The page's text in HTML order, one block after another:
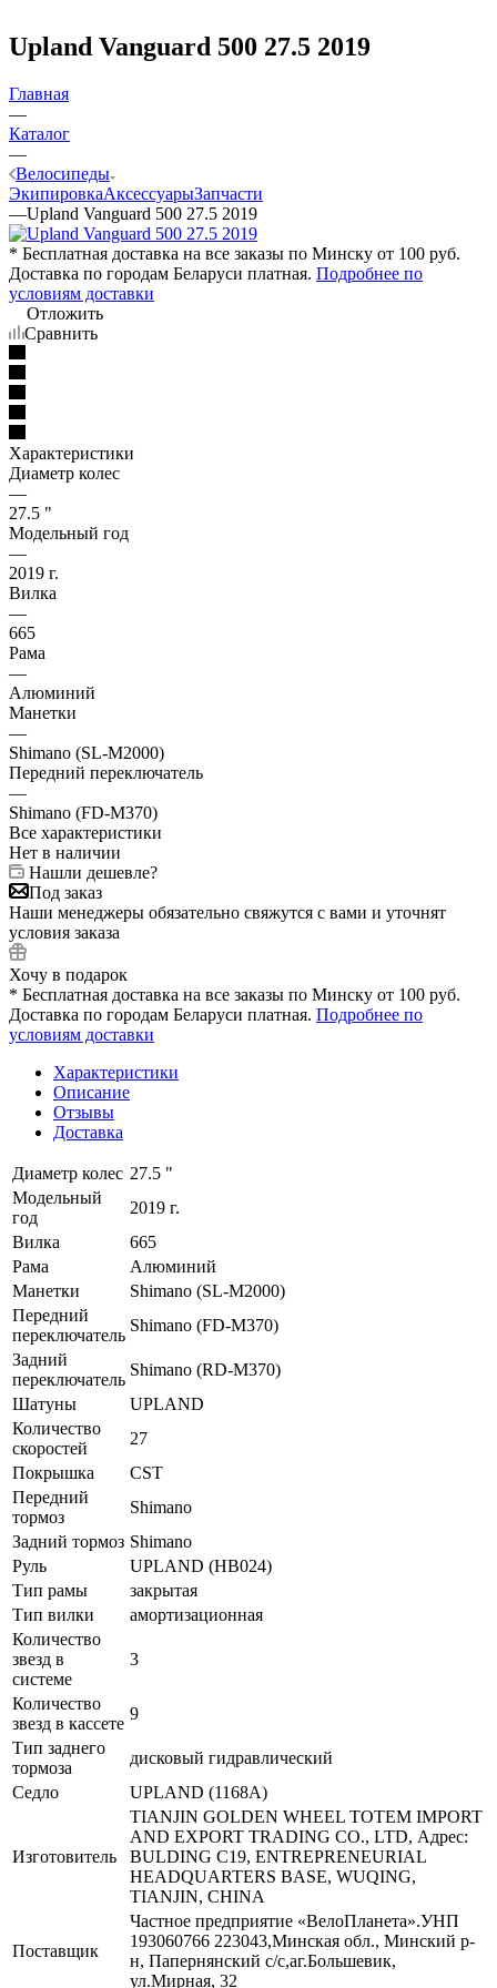
Upland Vanguard 500 27.5 2019
Главная
—
Каталог
—
Велосипеды
ЭкипировкаАксессуарыЗапчасти
—Upland Vanguard 500 27.5 2019
* Бесплатная доставка на все заказы по Минску от 100 руб.
Доставка по городам Беларуси платная. Подробнее по
условиям доставки
Отложить
Сравнить
Характеристики
Диаметр колес
—
27.5 "
Модельный год
—
2019 г.
Вилка
—
665
Рама
—
Алюминий
Манетки
—
Shimano (SL-M2000)
Передний переключатель
—
Shimano (FD-M370)
Все характеристики
Нет в наличии
Нашли дешевле?
Под заказ
Наши менеджеры обязательно свяжутся с вами и уточнят
условия заказа
Хочу в подарок
* Бесплатная доставка на все заказы по Минску от 100 руб.
Доставка по городам Беларуси платная. Подробнее по
условиям доставки
Характеристики
Описание
Отзывы
Доставка
Диаметр колес 27.5 "
Модельный
год
2019 г.
Вилка
665
Рама
Алюминий
Манетки
Shimano (SL-M2000)
Передний
переключатель
Shimano (FD-M370)
Задний
переключатель
Shimano (RD-M370)
Шатуны
UPLAND
Количество
скоростей
27
Покрышка
CST
Передний
тормоз
Shimano
Задний тормоз Shimano
Руль
UPLAND (HB024)
Тип рамы
закрытая
Тип вилки
амортизационная
Количество
звезд в
системе
3
Количество
звезд в кассете
9
Тип заднего
тормоза
дисковый гидравлический
Седло
UPLAND (1168A)
Изготовитель
TIANJIN GOLDEN WHEEL TOTEM IMPORT
AND EXPORT TRADING CO., LTD, Адрес:
BULDING C19, ENTREPRENEURIAL
HEADQUARTERS BASE, WUQING,
TIANJIN, CHINA
Поставщик
Частное предприятие «ВелоПланета».УНП
193060766 223043,Минская обл., Минский р-
н, Папернянский с/с,аг.Большевик,
ул.Мирная, 32